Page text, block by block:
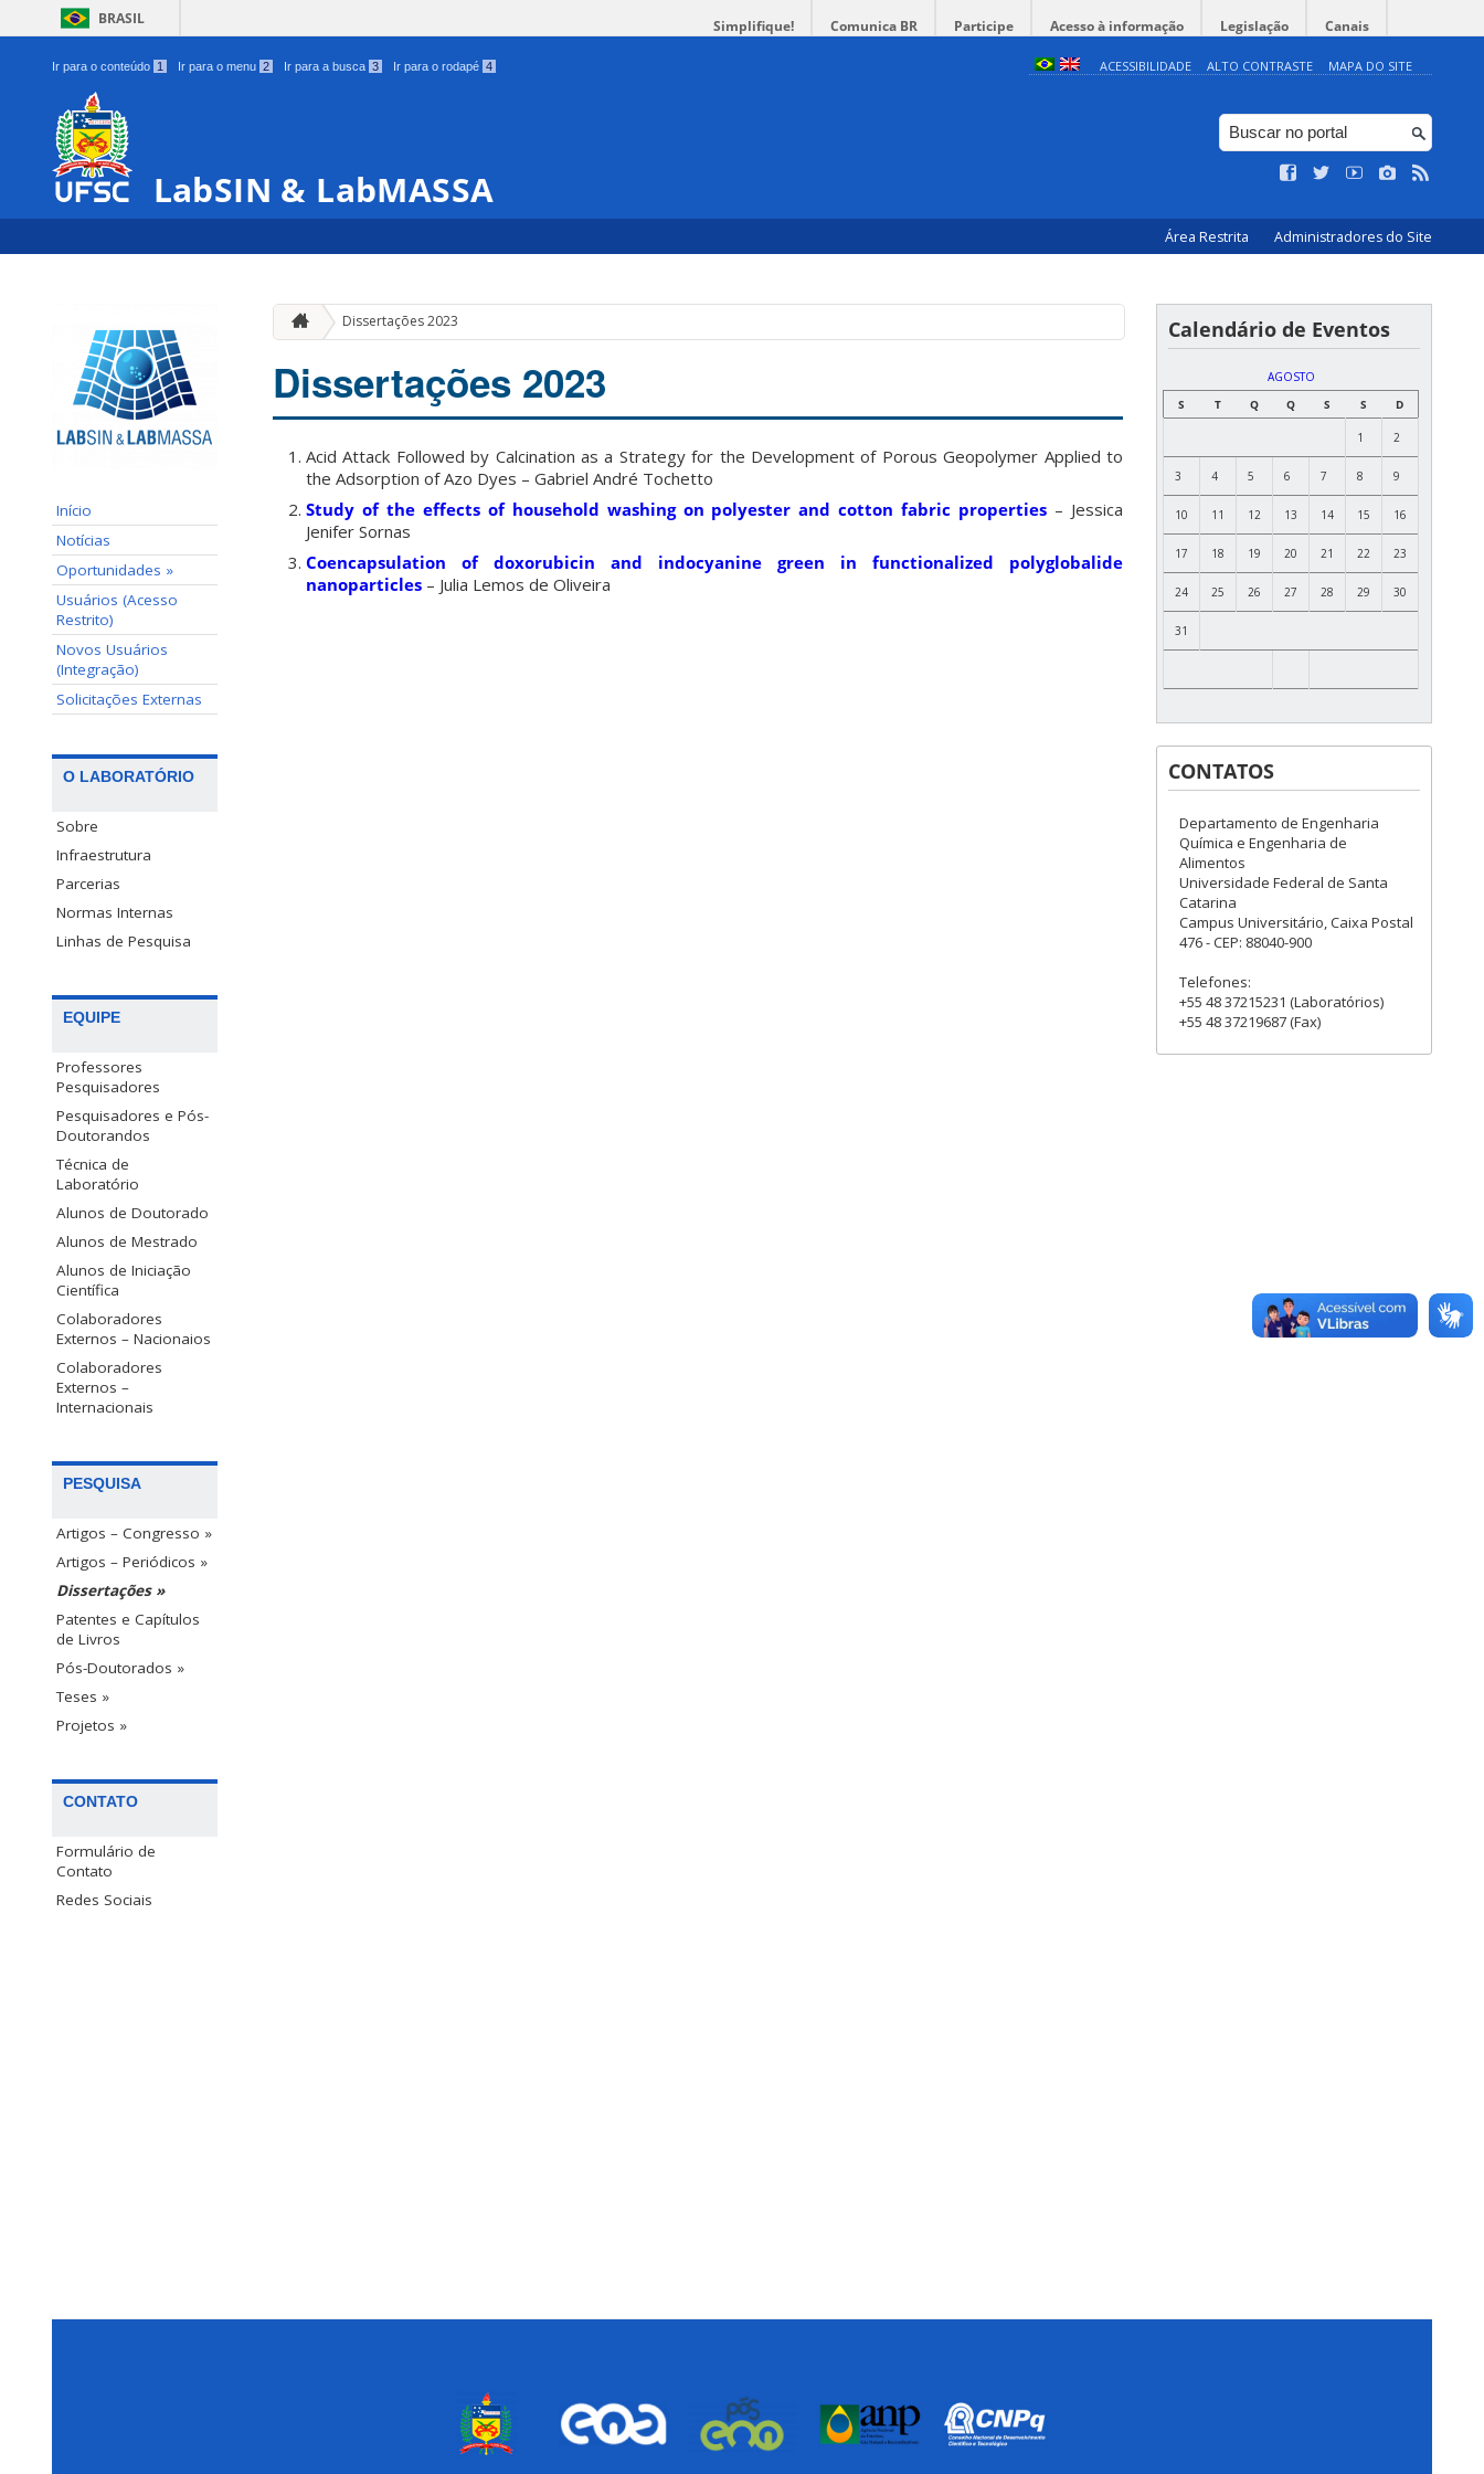
BRASIL Simplifique! Comunica BR Participe Acesso à informação Legislação Canais
Ir para o conteúdo 1 Ir para o menu 2 Ir para a busca 3 Ir para o rodapé 4 ACESSIBILIDADE ALTO CONTRASTE MAPA DO SITE
LabSIN & LabMASSA
Área Restrita Administradores do Site
Início
Notícias
Oportunidades »
Usuários (Acesso
Restrito)
Novos Usuários
(Integração)
Solicitações Externas
O LABORATÓRIO
Sobre
Infraestrutura
Parcerias
Normas Internas
Linhas de Pesquisa
EQUIPE
Professores
Pesquisadores
Pesquisadores e Pós-
Doutorandos
Técnica de
Laboratório
Alunos de Doutorado
Alunos de Mestrado
Alunos de Iniciação
Científica
Colaboradores
Externos – Nacionaios
Colaboradores
Externos –
Internacionais
PESQUISA
Artigos – Congresso »
Artigos – Periódicos »
Dissertações »
Patentes e Capítulos
de Livros
Pós-Doutorados »
Teses »
Projetos »
CONTATO
Formulário de
Contato
Redes Sociais
Dissertações 2023
Dissertações 2023
Acid Attack Followed by Calcination as a Strategy for the Development of Porous Geopolymer Applied to
the Adsorption of Azo Dyes – Gabriel André Tochetto
Study of the effects of household washing on polyester and cotton fabric properties – Jessica
Jenifer Sornas
Coencapsulation of doxorubicin and indocyanine green in functionalized polyglobalide
nanoparticles – Julia Lemos de Oliveira
Calendário de Eventos
AGOSTO
S
T Q Q S S D
1 2
3 4 5 6 7 8 9
10 11 12 13 14 15 16
17 18 19 20 21 22 23
24 25 26 27 28 29 30
31
CONTATOS
Departamento de Engenharia
Química e Engenharia de
Alimentos
Universidade Federal de Santa
Catarina
Campus Universitário, Caixa Postal
476 - CEP: 88040-900
Telefones:
+55 48 37215231 (Laboratórios)
+55 48 37219687 (Fax)